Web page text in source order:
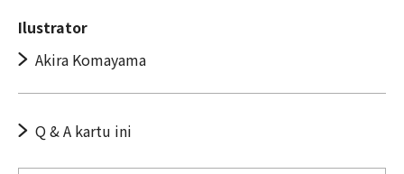
Ilustrator
Akira Komayama
Q & A kartu ini